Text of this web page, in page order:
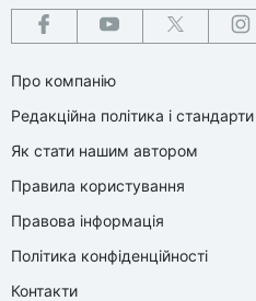
Про компанію
Редакційна політика і стандарти
Як стати нашим автором
Правила користування
Правова інформація
Політика конфіденційності
Контакти